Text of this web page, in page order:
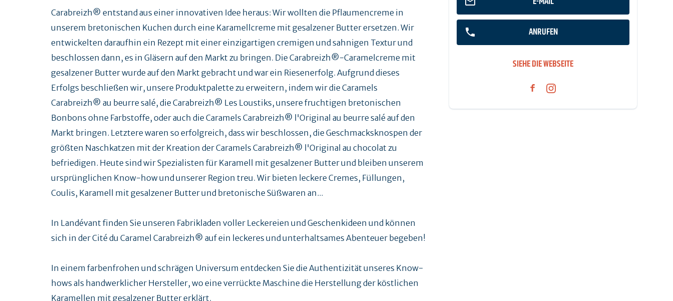
ANRUFEN
SIEHE DIE WEBSEITE
Carabreizh® entstand aus einer innovativen Idee heraus: Wir wollten die Pflaumencreme in
unserem bretonischen Kuchen durch eine Karamellcreme mit gesalzener Butter ersetzen. Wir
entwickelten daraufhin ein Rezept mit einer einzigartigen cremigen und sahnigen Textur und
beschlossen dann, es in Gläsern auf den Markt zu bringen. Die Carabreizh®-Caramelcreme mit
gesalzener Butter wurde auf den Markt gebracht und war ein Riesenerfolg. Aufgrund dieses
Erfolgs beschließen wir, unsere Produktpalette zu erweitern, indem wir die Caramels
Carabreizh® au beurre salé, die Carabreizh® Les Loustiks, unsere fruchtigen bretonischen
Bonbons ohne Farbstoffe, oder auch die Caramels Carabreizh® l'Original au beurre salé auf den
Markt bringen. Letztere waren so erfolgreich, dass wir beschlossen, die Geschmacksknospen der
größten Naschkatzen mit der Kreation der Caramels Carabreizh® l'Original au chocolat zu
befriedigen. Heute sind wir Spezialisten für Karamell mit gesalzener Butter und bleiben unserem
ursprünglichen Know-how und unserer Region treu. Wir bieten leckere Cremes, Füllungen,
Coulis, Karamell mit gesalzener Butter und bretonische Süßwaren an...
In Landévant finden Sie unseren Fabrikladen voller Leckereien und Geschenkideen und können
sich in der Cité du Caramel Carabreizh® auf ein leckeres und unterhaltsames Abenteuer begeben!
In einem farbenfrohen und schrägen Universum entdecken Sie die Authentizität unseres Know-
hows als handwerklicher Hersteller, wo eine verrückte Maschine die Herstellung der köstlichen
Karamellen mit gesalzener Butter erklärt.